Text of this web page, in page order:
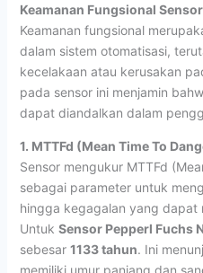
Keamanan Fungsional
Keamanan fungsional
dalam sistem otomatisasi,
kecelakaan atau kerusakan
pada sensor ini menjamin
dapat diandalkan dalam
1. MTTFd (Mean Time To
Sensor mengukur MTTFd
sebagai parameter untuk
hingga kegagalan yang dapat
Untuk Sensor Pepperl Fuchs
sebesar 1133 tahun. Ini
memiliki umur panjang dan